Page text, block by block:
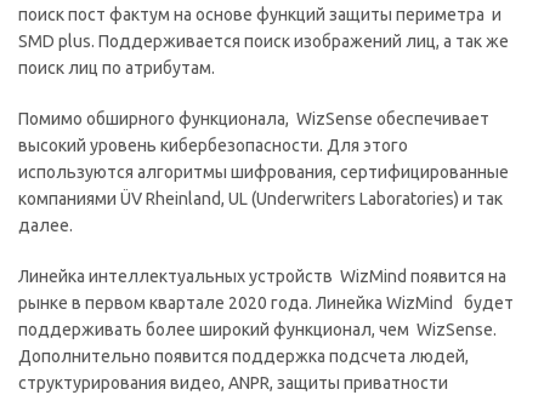
поиск пост фактум на основе функций защиты периметра и
SMD plus. Поддерживается поиск изображений лиц, а так же
поиск лиц по атрибутам.
Помимо обширного функционала, WizSense обеспечивает
высокий уровень кибербезопасности. Для этого
используются алгоритмы шифрования, сертифицированные
компаниями ÜV Rheinland, UL (Underwriters Laboratories) и так
далее.
Линейка интеллектуальных устройств WizMind появится на
рынке в первом квартале 2020 года. Линейка WizMind будет
поддерживать более широкий функционал, чем WizSense.
Дополнительно появится поддержка подсчета людей,
структурирования видео, ANPR, защиты приватности